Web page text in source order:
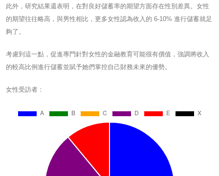
此外，研究結果還表明，在對良好儲蓄率的期望方面存在性別差異。女性
的期望往往略高，與男性相比，更多女性認為收入的 6-10% 進行儲蓄就足
夠了。
考慮到這一點，促進專門針對女性的金融教育可能很有價值，強調將收入
的較高比例進行儲蓄並賦予她們掌控自己財務未來的優勢。
女性受訪者：